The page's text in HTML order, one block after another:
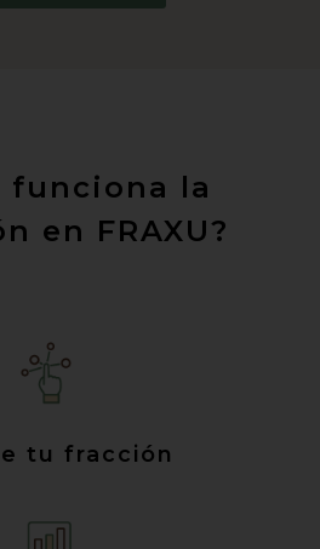
funciona la
en FRAXU?
tu fracción